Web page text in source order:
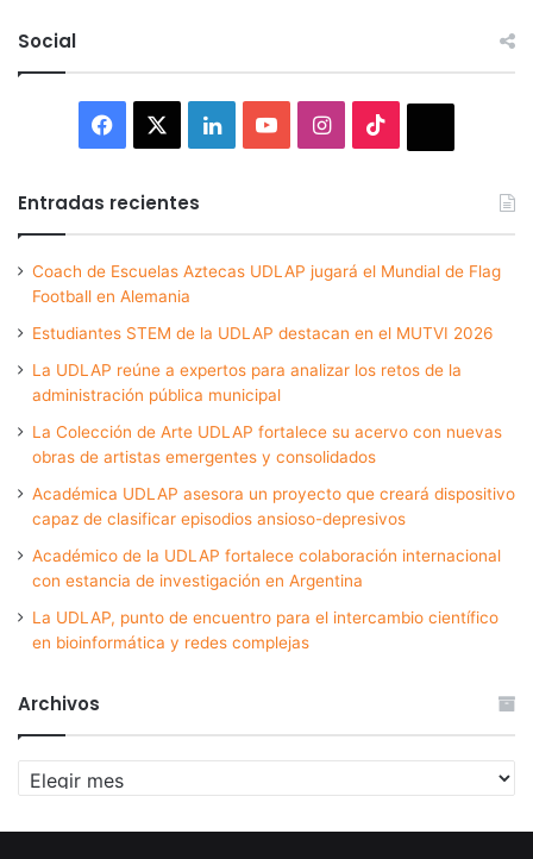
Social
Facebook LinkedInYouTubeInstagram
Entradas recientes
Coach de Escuelas Aztecas UDLAP jugará el Mundial de Flag
Football en Alemania
Estudiantes STEM de la UDLAP destacan en el MUTVI 2026
La UDLAP reúne a expertos para analizar los retos de la
administración pública municipal
La Colección de Arte UDLAP fortalece su acervo con nuevas
obras de artistas emergentes y consolidados
Académica UDLAP asesora un proyecto que creará dispositivo
capaz de clasificar episodios ansioso-depresivos
Académico de la UDLAP fortalece colaboración internacional
con estancia de investigación en Argentina
La UDLAP, punto de encuentro para el intercambio científico
en bioinformática y redes complejas
Archivos
Archivos